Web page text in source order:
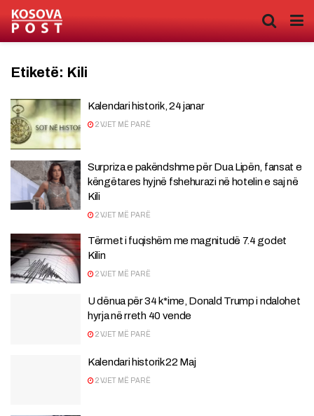
Etiketë: Kili
Kalendari historik, 24 janar
2 VJET MË PARË
Surpriza e pakëndshme për Dua Lipën, fansat e
këngëtares hyjnë fshehurazi në hotelin e saj në
Kili
2 VJET MË PARË
Tërmet i fuqishëm me magnitudë 7.4 godet
Kilin
2 VJET MË PARË
U dënua për 34 k*ime, Donald Trump i ndalohet
hyrja në rreth 40 vende
2 VJET MË PARË
Kalendari historik 22 Maj
2 VJET MË PARË